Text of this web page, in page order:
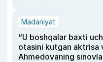
Madaniyat
“U boshqalar baxti
otasini kutgan aktrisa
Ahmedovaning